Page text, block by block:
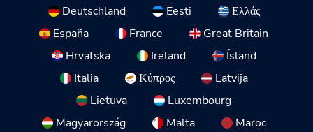
Deutschland
Eesti
Ελλάς
España
France
Great Britain
Hrvatska
Ireland
Ísland
Italia
Κύπρος
Latvija
Lietuva
Luxembourg
Magyarország
Malta
Maroc